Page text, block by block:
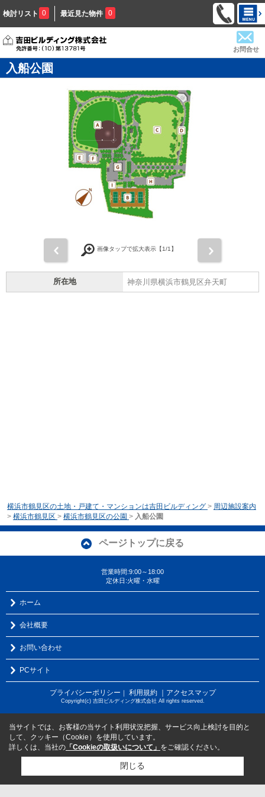
検討リスト 0 最近見た物件 0
お問合せ
入船公園
画像タップで拡大表示【1/1】
所在地 神奈川県横浜市鶴見区弁天町
横浜市鶴見区の土地・戸建て・マンションは吉田ビルディング > 周辺施設案内
> 横浜市鶴見区 > 横浜市鶴見区の公園 > 入船公園
ページトップに戻る
営業時間:9:00～18:00
定休日:火曜・水曜
ホーム
会社概要
お問い合わせ
PCサイト
プライバシーポリシー ｜ 利用規約 ｜アクセスマップ
Copyright(c) 吉田ビルディング株式会社 All rights reserved.
当サイトでは、お客様の当サイト利用状況把握、サービス向上検討を目的と
して、クッキー（Cookie）を使用しています。
詳しくは、当社の 「Cookieの取扱いについて」 をご確認ください。
閉じる